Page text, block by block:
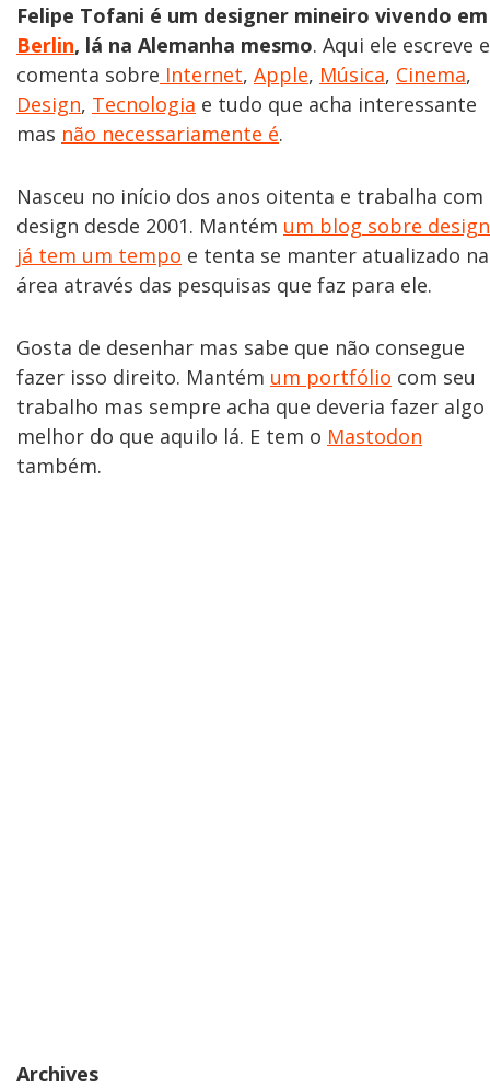
Felipe Tofani é um designer mineiro vivendo em
Berlin, lá na Alemanha mesmo. Aqui ele escreve e
comenta sobre Internet, Apple, Música, Cinema,
Design, Tecnologia e tudo que acha interessante
mas não necessariamente é.
Nasceu no início dos anos oitenta e trabalha com
design desde 2001. Mantém um blog sobre design
já tem um tempo e tenta se manter atualizado na
área através das pesquisas que faz para ele.
Gosta de desenhar mas sabe que não consegue
fazer isso direito. Mantém um portfólio com seu
trabalho mas sempre acha que deveria fazer algo
melhor do que aquilo lá. E tem o Mastodon
também.
Archives